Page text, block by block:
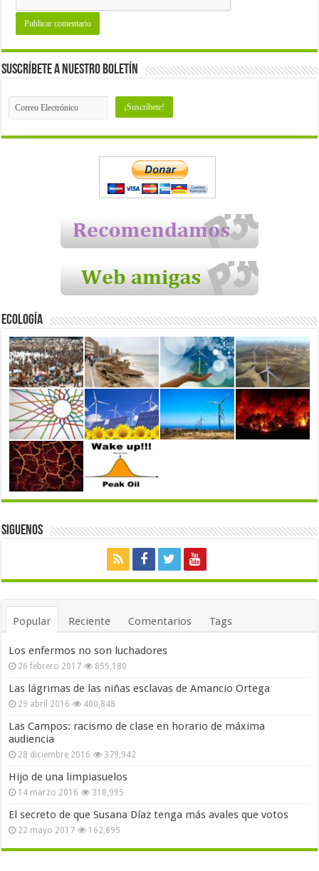
Suscríbete a nuestro Boletín
Ecología
Siguenos
Popular Reciente Comentarios Tags
Los enfermos no son luchadores
26 febrero 2017 855,180
Las lágrimas de las niñas esclavas de Amancio Ortega
29 abril 2016 400,848
Las Campos: racismo de clase en horario de máxima
audiencia
28 diciembre 2016 379,942
Hijo de una limpiasuelos
14 marzo 2016 318,995
El secreto de que Susana Díaz tenga más avales que votos
22 mayo 2017 162,895